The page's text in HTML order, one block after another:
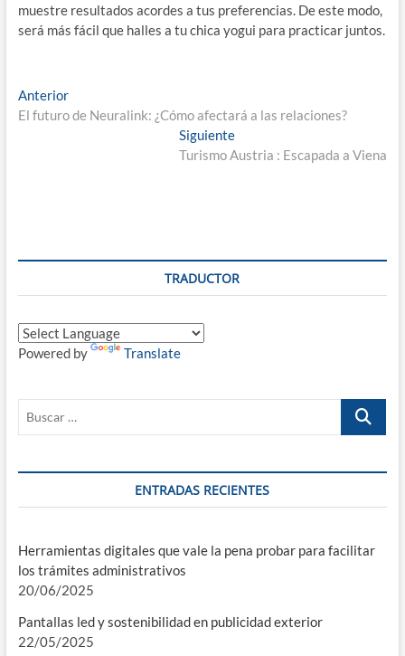
muestre resultados acordes a tus preferencias. De este modo,
será más fácil que halles a tu chica yogui para practicar juntos.
Navegación
de
AnteriorEntrada
anterior:
El futuro de Neuralink: ¿Cómo afectará a las relaciones?
SiguienteEntrada
siguiente:
Turismo Austria : Escapada a Viena
TRADUCTOR
Powered by Translate
Buscar
ENTRADAS RECIENTES
Herramientas digitales que vale la pena probar para facilitar
los trámites administrativos
20/06/2025
Pantallas led y sostenibilidad en publicidad exterior
22/05/2025